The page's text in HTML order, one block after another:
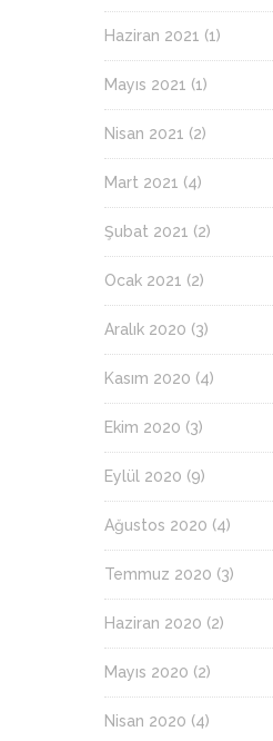
Haziran 2021 (1)
Mayıs 2021 (1)
Nisan 2021 (2)
Mart 2021 (4)
Şubat 2021 (2)
Ocak 2021 (2)
Aralık 2020 (3)
Kasım 2020 (4)
Ekim 2020 (3)
Eylül 2020 (9)
Ağustos 2020 (4)
Temmuz 2020 (3)
Haziran 2020 (2)
Mayıs 2020 (2)
Nisan 2020 (4)